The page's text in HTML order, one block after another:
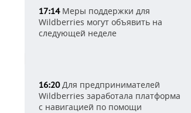
17:14Меры поддержки для
Wildberries могут объявить на
следующей неделе
16:20Для предпринимателей
Wildberries заработала платформа
с навигацией по помощи